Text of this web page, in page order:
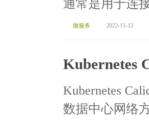
通常是用于连
微服务 2022-11-13
Kubernetes
Kubernetes
数据中心网络